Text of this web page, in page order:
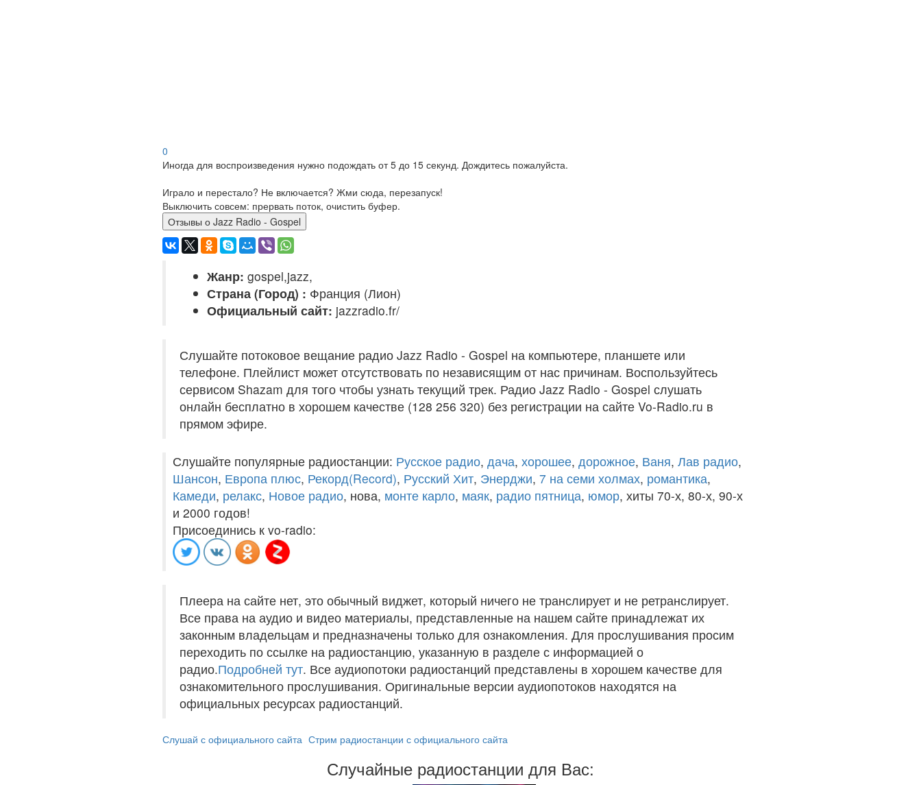
0
Иногда для воспроизведения нужно подождать от 5 до 15 секунд. Дождитесь пожалуйста.
Играло и перестало? Не включается? Жми сюда, перезапуск!
Выключить совсем: прервать поток, очистить буфер.
Отзывы о Jazz Radio - Gospel
Жанр: gospel,jazz,
Страна (Город) : Франция (Лион)
Официальный сайт: jazzradio.fr/
Слушайте потоковое вещание радио Jazz Radio - Gospel на компьютере, планшете или
телефоне. Плейлист может отсутствовать по независящим от нас причинам. Воспользуйтесь
сервисом Shazam для того чтобы узнать текущий трек. Радио Jazz Radio - Gospel слушать
онлайн бесплатно в хорошем качестве (128 256 320) без регистрации на сайте Vo-Radio.ru в
прямом эфире.
Слушайте популярные радиостанции: Русское радио, дача, хорошее, дорожное, Ваня, Лав радио,
Шансон, Европа плюс, Рекорд(Record), Русский Хит, Энерджи, 7 на семи холмах, романтика,
Камеди, релакс, Новое радио, нова, монте карло, маяк, радио пятница, юмор, хиты 70-х, 80-х, 90-х
и 2000 годов!
Присоединись к vo-radio:
Плеера на сайте нет, это обычный виджет, который ничего не транслирует и не ретранслирует.
Все права на аудио и видео материалы, представленные на нашем сайте принадлежат их
законным владельцам и предназначены только для ознакомления. Для прослушивания просим
переходить по ссылке на радиостанцию, указанную в разделе с информацией о
радио.Подробней тут. Все аудиопотоки радиостанций представлены в хорошем качестве для
ознакомительного прослушивания. Оригинальные версии аудиопотоков находятся на
официальных ресурсах радиостанций.
Слушай с официального сайта Стрим радиостанции с официального сайта
Случайные радиостанции для Вас: